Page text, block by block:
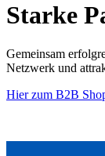
Starke
Gemeinsam
Netzwerk und
Hier zum B2B